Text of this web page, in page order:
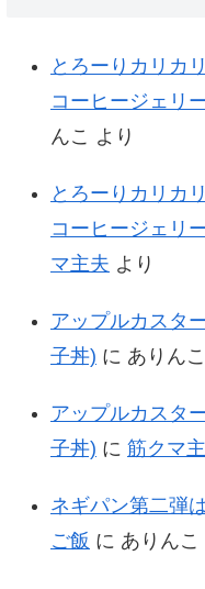
とろーりカリカ
コーヒージェリ
んこ より
とろーりカリカ
コーヒージェリ
マ主夫 より
アップルカスタ
子丼) に ありんこ
アップルカスタ
子丼) に 筋クマ
ネギパン第二弾
ご飯 に ありんこ